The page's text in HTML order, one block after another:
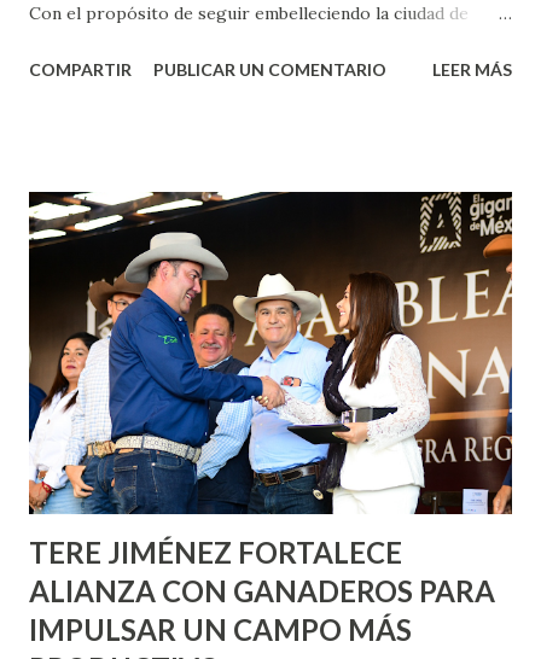
Con el propósito de seguir embelleciendo la ciudad de
municipal, Leo Montañez dio inicio al programa
Corazón Urbano y el Municipio capital. Leo Montañez
informó que en este programa se usarán cerca de 90 mil
metros cuadrados de pintura, para dar inicio en la calle
Nieto, entre Jesús F. Elizondo y la calle 22 de Octubre, con
lo que se aplicará pintura en 66 casas. Posteriormente se
llevará este programa a Villas de Nuestra Señora de la
Asunción, Avenida Alameda y Decreto 27 de Septiembre, en
los edificios FOVISSSTE Ojo de Agua, en la comunidad
Norias de Paso Hondo y en los edificios de...
COMPARTIR PUBLICAR UN COMENTARIO LEER MÁS
TERE JIMÉNEZ FORTALECE
ALIANZA CON GANADEROS PARA
IMPULSAR UN CAMPO MÁS